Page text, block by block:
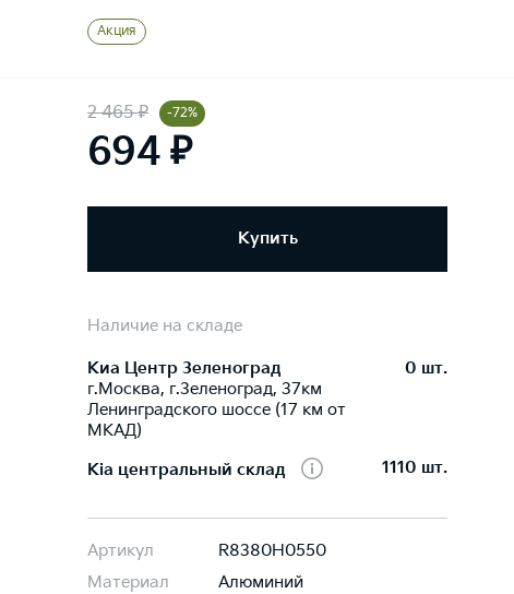
Акция
2 465 ₽ -72%
694 ₽
Купить
Наличие на складе
Киа Центр Зеленоград
г.Москва, г.Зеленоград, 37км
Ленинградского шоссе (17 км от
МКАД)
0 шт.
Kia центральный склад 1110 шт.
Артикул
R8380H0550
Материал
Алюминий